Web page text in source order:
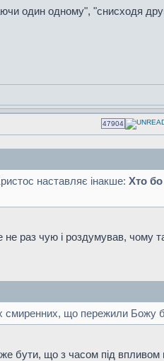
один одному", "снисходя
47904
наставляє інакше: Хто
раз чую і роздумував, чому
смиренних, що пережили Божу
бути, що з часом під впливом